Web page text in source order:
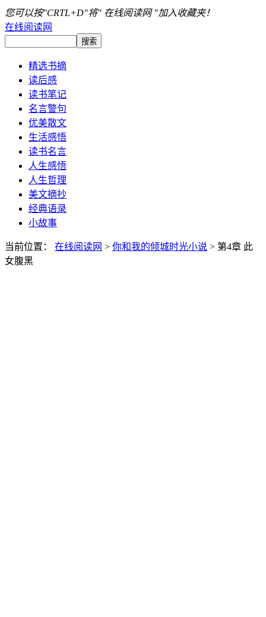
您可以按"CRTL+D"将" 在线阅读网 "加入收藏夹！
在线阅读网
精选书摘
读后感
读书笔记
名言警句
优美散文
生活感悟
读书名言
人生感悟
人生哲理
美文摘抄
经典语录
小故事
当前位置： 在线阅读网 > 你和我的倾城时光小说 > 第4章 此
女腹黑